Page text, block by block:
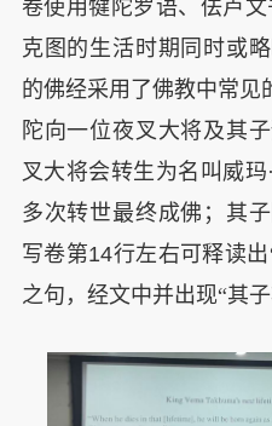
卷使用犍陀罗语、佉卢
克图的生活时期同时或
的佛经采用了佛教中常见
陀向一位夜叉大将及其
叉大将会转生为名叫威
多次转世最终成佛；其
写卷第14行左右可释读
之句，经文中并出现“其